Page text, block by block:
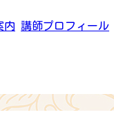
内 講師プロフィール